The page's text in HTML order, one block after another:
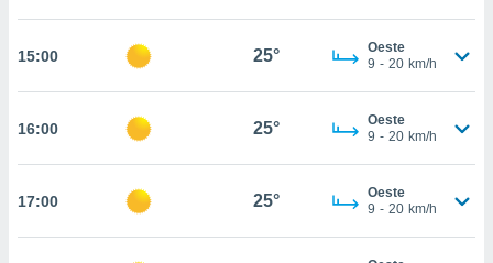
aunque
no
abono
15:00 25°
Oeste
9 - 20 km/h
16:00 25°
Oeste
9 - 20 km/h
17:00 25°
Oeste
9 - 20 km/h